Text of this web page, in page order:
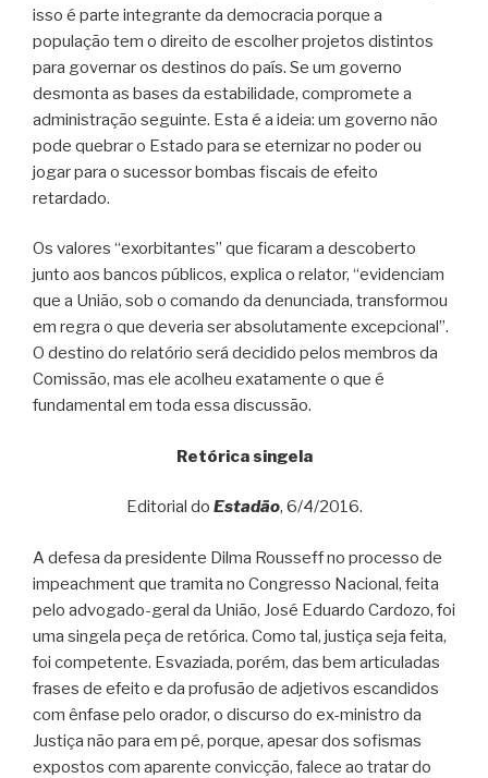
isso é parte integrante da democracia porque a
população tem o direito de escolher projetos distintos
para governar os destinos do país. Se um governo
desmonta as bases da estabilidade, compromete a
administração seguinte. Esta é a ideia: um governo não
pode quebrar o Estado para se eternizar no poder ou
jogar para o sucessor bombas fiscais de efeito
retardado.
Os valores “exorbitantes” que ficaram a descoberto
junto aos bancos públicos, explica o relator, “evidenciam
que a União, sob o comando da denunciada, transformou
em regra o que deveria ser absolutamente excepcional”.
O destino do relatório será decidido pelos membros da
Comissão, mas ele acolheu exatamente o que é
fundamental em toda essa discussão.
Retórica singela
Editorial do Estadão, 6/4/2016.
A defesa da presidente Dilma Rousseff no processo de
impeachment que tramita no Congresso Nacional, feita
pelo advogado-geral da União, José Eduardo Cardozo, foi
uma singela peça de retórica. Como tal, justiça seja feita,
foi competente. Esvaziada, porém, das bem articuladas
frases de efeito e da profusão de adjetivos escandidos
com ênfase pelo orador, o discurso do ex-ministro da
Justiça não para em pé, porque, apesar dos sofismas
expostos com aparente convicção, falece ao tratar do